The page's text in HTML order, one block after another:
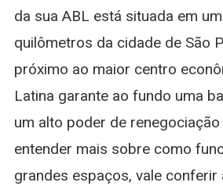
da sua ABL está situada em
quilômetros da cidade de São
próximo ao maior centro
Latina garante ao fundo uma
um alto poder de renegociação
entender mais sobre como
grandes espaços, vale conferir